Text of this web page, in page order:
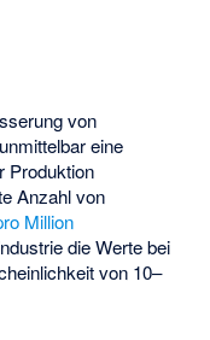
von
eine
Produktion
Anzahl von
Million
die Werte bei
von 10–